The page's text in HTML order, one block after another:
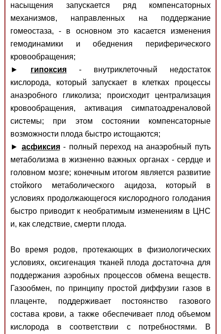
насыщения запускается ряд компенсаторных
механизмов, направленных на поддержание
гомеостаза, - в основном это касается изменения
гемодинамики и обеднения периферического
кровообращения;
► гипоксия- внутриклеточный недостаток
кислорода, который запускает в клетках процессы
анаэробного гликолиза; происходит централизация
кровообращения, активация симпатоадреналовой
системы; при этом состоянии компенсаторные
возможности плода быстро истощаются;
► асфиксия- полный переход на анаэробный путь
метаболизма в жизненно важных органах - сердце и
головном мозге; конечным итогом является развитие
стойкого метаболического ацидоза, который в
условиях продолжающегося кислородного голодания
быстро приводит к необратимым изменениям в ЦНС
и, как следствие, смерти плода.
Во время родов, протекающих в физиологических
условиях, оксигенация тканей плода достаточна для
поддержания аэробных процессов обмена веществ.
Газообмен, по принципу простой диффузии газов в
плаценте, поддерживает постоянство газового
состава крови, а также обеспечивает плод объемом
кислорода в соответствии с потребностями. В